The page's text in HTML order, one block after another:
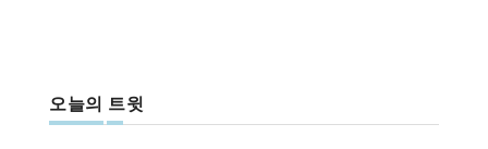
오늘의 트윗